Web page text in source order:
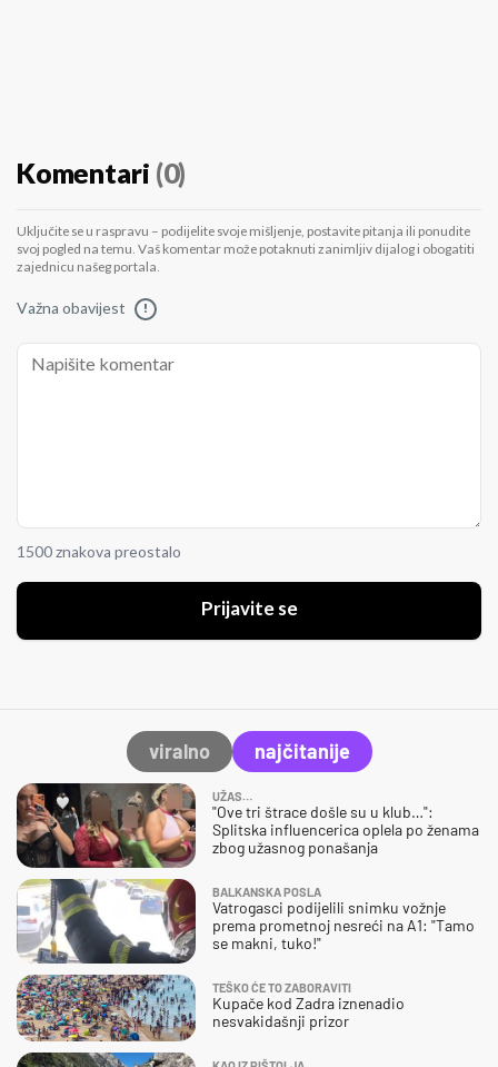
Komentari (0)
Uključite se u raspravu – podijelite svoje mišljenje, postavite pitanja ili ponudite
svoj pogled na temu. Vaš komentar može potaknuti zanimljiv dijalog i obogatiti
zajednicu našeg portala.
Važna obavijest !
1500 znakova preostalo
Prijavite se
viralno najčitanije
UŽAS…
"Ove tri štrace došle su u klub…":
Splitska influencerica oplela po ženama
zbog užasnog ponašanja
BALKANSKA POSLA
Vatrogasci podijelili snimku vožnje
prema prometnoj nesreći na A1: "Tamo
se makni, tuko!"
TEŠKO ĆE TO ZABORAVITI
Kupače kod Zadra iznenadio
nesvakidašnji prizor